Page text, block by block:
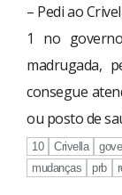
– Pedi ao
1 no
madrugada,
consegue
ou posto de
10 Crivella
mudanças
prb